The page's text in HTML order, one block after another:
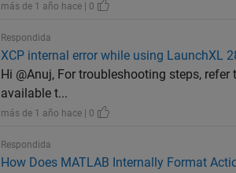
más de 1 año hace | 0
Respondida
XCP internal error while using LaunchXL
Hi @Anuj, For troubleshooting steps,
available t...
más de 1 año hace | 0
Respondida
How Does MATLAB Internally Format